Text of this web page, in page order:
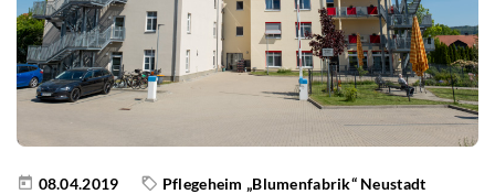
08.04.2019 Pflegeheim „Blumenfabrik“ Neustadt